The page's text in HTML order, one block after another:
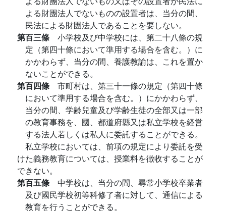
よる財團法人でないものの設置者は、当分の間、
民法による財團法人であることを要しない。
第百三條 小学校及び中学校には、第二十八條の規
定（第四十條において準用する場合を含む。）に
かかわらず、当分の間、養護教諭は、これを置か
ないことができる。
第百四條 市町村は、第三十一條の規定（第四十條
において準用する場合を含む。）にかかわらず、
当分の間、学齢兒童及び学齢生徒の全部又は一部
の教育事務を、國、都道府縣又は私立学校を経営
する法人若しくは私人に委託することができる。
私立学校においては、前項の規定により委託を受
けた義務教育については、授業料を徴收することが
できない。
第百五條 中学校は、当分の間、尋常小学校卒業者
及び國民学校初等科修了者に対して、通信による
教育を行うことができる。